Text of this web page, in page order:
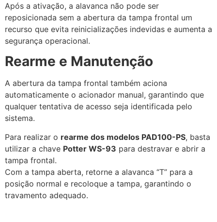
Após a ativação, a alavanca não pode ser
reposicionada sem a abertura da tampa frontal um
recurso que evita reinicializações indevidas e aumenta a
segurança operacional.
Rearme e Manutenção
A abertura da tampa frontal também aciona
automaticamente o acionador manual, garantindo que
qualquer tentativa de acesso seja identificada pelo
sistema.
Para realizar o rearme dos modelos PAD100-PS, basta
utilizar a chave Potter WS-93 para destravar e abrir a
tampa frontal.
Com a tampa aberta, retorne a alavanca “T” para a
posição normal e recoloque a tampa, garantindo o
travamento adequado.